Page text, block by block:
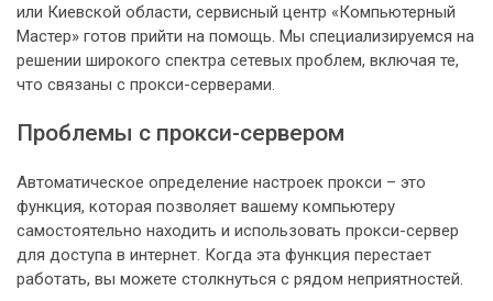
или Киевской области, сервисный центр «Компьютерный
Мастер» готов прийти на помощь. Мы специализируемся на
решении широкого спектра сетевых проблем, включая те,
что связаны с прокси-серверами.
Проблемы с прокси-сервером
Автоматическое определение настроек прокси – это
функция, которая позволяет вашему компьютеру
самостоятельно находить и использовать прокси-сервер
для доступа в интернет. Когда эта функция перестает
работать, вы можете столкнуться с рядом неприятностей.